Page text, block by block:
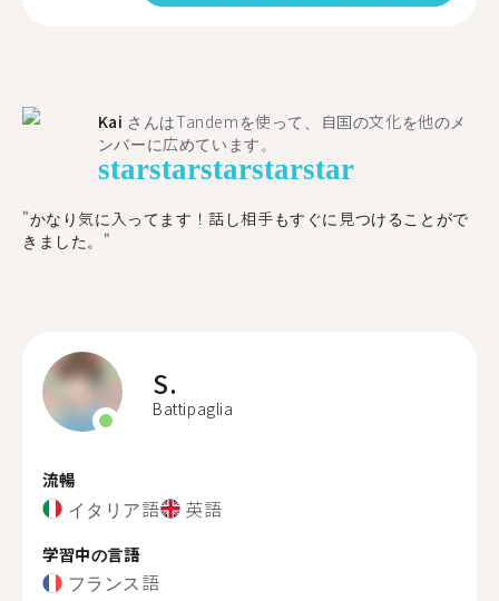
Kai さんはTandemを使って、自国の文化を他のメ
ンバーに広めています。
starstarstarstarstar
"かなり気に入ってます！話し相手もすぐに見つけることがで
きました。"
S.
Battipaglia
流暢
イタリア語 英語
学習中の言語
フランス語